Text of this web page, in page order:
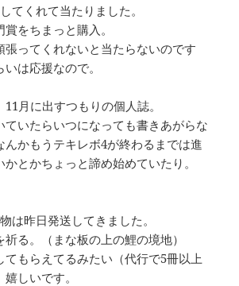
てくれて当たりました。
をちまっと購入。
張ってくれないと当たらないのです
は応援なので。
月に出すつもりの個人誌。
ていたらいつになっても書きあがらな
んかもうテキレボ4が終わるまでは進
とかちょっと諦め始めていたり。
は昨日発送してきました。
る。（まな板の上の鯉の境地）
てもらえてるみたい（代行で5冊以上
しいです。